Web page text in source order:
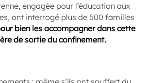
engagée pour l’éducation aux
ont interrogé plus de 500 familles
bien les accompagner dans cette
de sortie du confinement.